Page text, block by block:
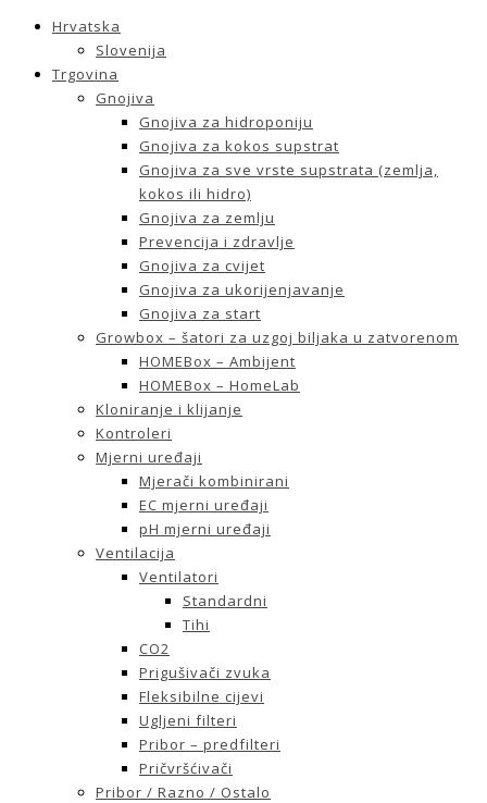
Hrvatska
Slovenija
Trgovina
Gnojiva
Gnojiva za hidroponiju
Gnojiva za kokos supstrat
Gnojiva za sve vrste supstrata (zemlja,
kokos ili hidro)
Gnojiva za zemlju
Prevencija i zdravlje
Gnojiva za cvijet
Gnojiva za ukorijenjavanje
Gnojiva za start
Growbox – šatori za uzgoj biljaka u zatvorenom
HOMEBox – Ambijent
HOMEBox – HomeLab
Kloniranje i klijanje
Kontroleri
Mjerni uređaji
Mjerači kombinirani
EC mjerni uređaji
pH mjerni uređaji
Ventilacija
Ventilatori
Standardni
Tihi
CO2
Prigušivači zvuka
Fleksibilne cijevi
Ugljeni filteri
Pribor – predfilteri
Pričvršćivači
Pribor / Razno / Ostalo